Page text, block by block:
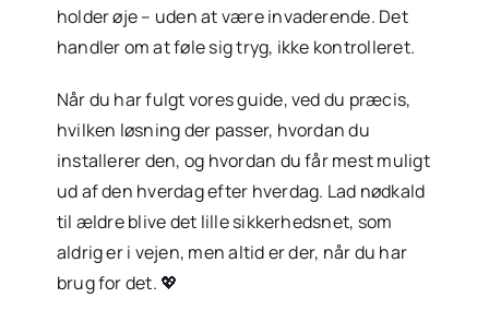
holder øje – uden at være invaderende. Det
handler om at føle sig tryg, ikke kontrolleret.
Når du har fulgt vores guide, ved du præcis,
hvilken løsning der passer, hvordan du
installerer den, og hvordan du får mest muligt
ud af den hverdag efter hverdag. Lad nødkald
til ældre blive det lille sikkerhedsnet, som
aldrig er i vejen, men altid er der, når du har
brug for det. 💖